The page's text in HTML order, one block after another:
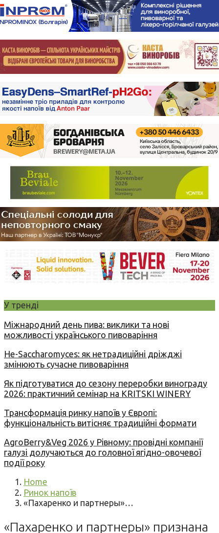
У тренді
Міжнародний день пива: виклики та нові
можливості українського пивоваріння
Не-Saccharomyces: як нетрадиційні дріжджі
змінюють сучасне пивоваріння
Як підготуватися до сезону переробки винограду
2026: практичний семінар на KRITSKI WINERY
Трансформація ринку напоїв у Європі:
функціональність витісняє традиційні формати
AgroBerry&Veg 2026 у Рівному: провідні компанії
галузі долучаються до головної ягідно-овочевої
події року
Home
Ринок напоїв
«Пахаренко и партнеры»…
«Пахаренко и партнеры» признана